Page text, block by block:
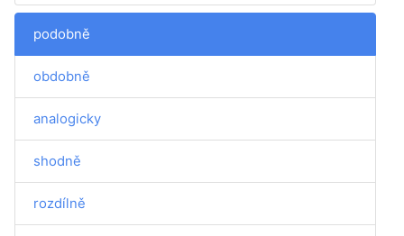
podobně
obdobně
analogicky
shodně
rozdílně